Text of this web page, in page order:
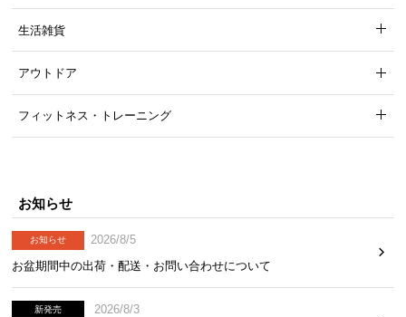
抜群の耐水性で水をこぼしても安心
生活雑貨
アウトドア
フィットネス・トレーニング
お知らせ
お知らせ
2026/8/5
お盆期間中の出荷・配送・お問い合わせについて
新発売
2026/8/3